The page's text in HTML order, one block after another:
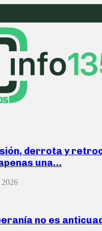
derrota y
una…
2026
no es